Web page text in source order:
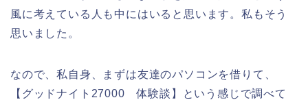
風に考えている人も中にはいると思います。私もそう
思いました。
なので、私自身、まずは友達のパソコンを借りて、
【グッドナイト27000 体験談】という感じで調べて